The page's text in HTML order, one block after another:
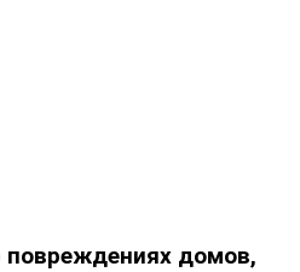
повреждениях домов,